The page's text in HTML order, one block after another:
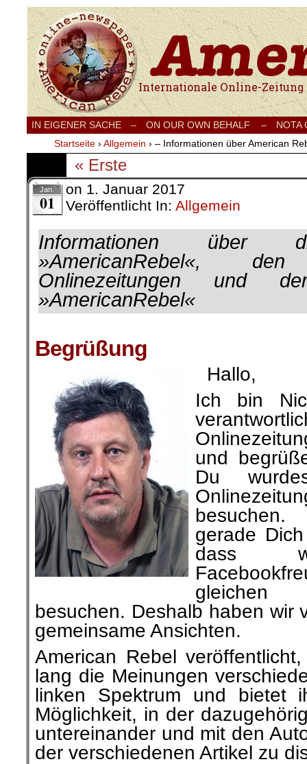
Internationale Onlinezeitung für Frieden,
IN EIGENER SACHE – ON OUR OWN BEHALF –
NOTA
Startseite › Allgemein › – Informationen über American
« Erste
Jan.
01
on 1. Januar 2017
Veröffentlicht In: Allgemein
Informationen über
»AmericanRebel«, den
Onlinezeitungen und
»AmericanRebel«
Begrüßung
Hallo,
Ich bin
und
Du
gerade
dass
gleichen
besuchen. Deshalb haben wir
gemeinsame Ansichten.
American Rebel
lang die Meinungen
linken Spektrum und bietet
Möglichkeit, in der
untereinander und mit den
der verschiedenen Artikel zu